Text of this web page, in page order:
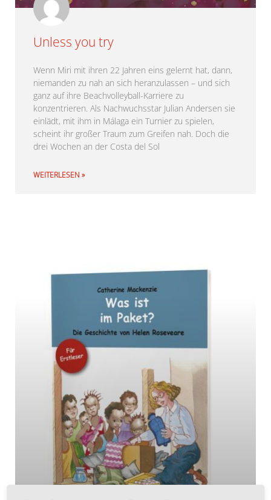
Unless you try
Wenn Miri mit ihren 22 Jahren eins gelernt hat, dann,
niemanden zu nah an sich heranzulassen – und sich
ganz auf ihre Beachvolleyball-Karriere zu
konzentrieren. Als Nachwuchsstar Julian Andersen sie
einlädt, mit ihm in Málaga ein Turnier zu spielen,
scheint ihr großer Traum zum Greifen nah. Doch die
drei Wochen an der Costa del Sol
WEITERLESEN »